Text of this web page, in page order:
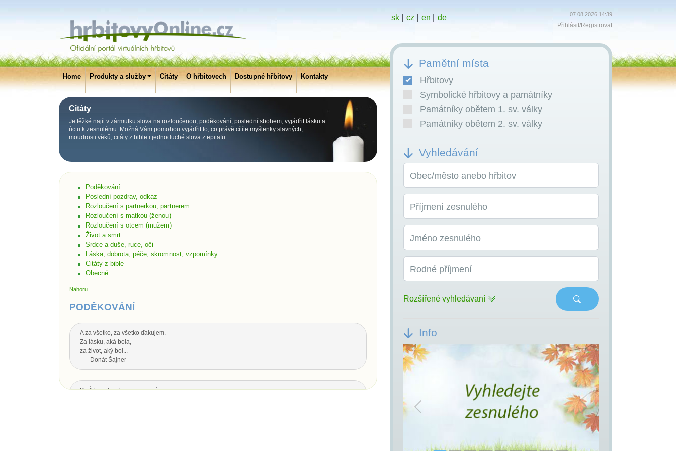
Home Produkty a služby Citáty O hřbitovech Dostupné hřbitovy Kontakty
Citáty
Je těžké najít v zármutku slova na rozloučenou, poděkování, poslední sbohem, vyjádřit lásku a
úctu k zesnulému. Možná Vám pomohou vyjádřit to, co právě cítíte myšlenky slavných,
moudrosti věků, citáty z bible i jednoduché slova z epitafů.
sk| cz en de 07.08.2026 14:39
Přihlásit/Registrovat
Pamětní místa
Hřbitovy
Symbolické hřbitovy a památníky
Památníky obětem 1. sv. války
Památníky obětem 2. sv. války
Vyhledávání
Obec/město anebo hřbitov
Příjmení zesnulého
Jméno zesnulého
Rodné příjmení
Rozšířené vyhledávaní
Info
Previous Next
Poděkování
Poslední pozdrav, odkaz
Rozloučení s partnerkou, partnerem
Rozloučení s matkou (ženou)
Rozloučení s otcem (mužem)
Život a smrt
Srdce a duše, ruce, oči
Láska, dobrota, péče, skromnost, vzpomínky
Citáty z bible
Obecné
Nahoru
PODĚKOVÁNÍ
A za všetko, za všetko ďakujem.
Za lásku, aká bola,
za život, aký bol...
Donát Šajner
Dotĺklo srdce Tvoje unavené,